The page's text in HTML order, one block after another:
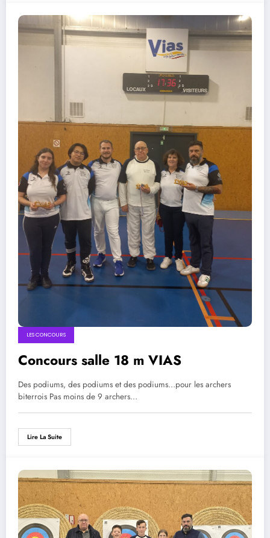
LES CONCOURS
Concours salle 18 m VIAS
Des podiums, des podiums et des podiums…pour les archers
biterrois Pas moins de 9 archers…
Lire La Suite